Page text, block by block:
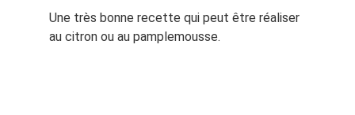
Une très bonne recette qui peut être réaliser
au citron ou au pamplemousse.